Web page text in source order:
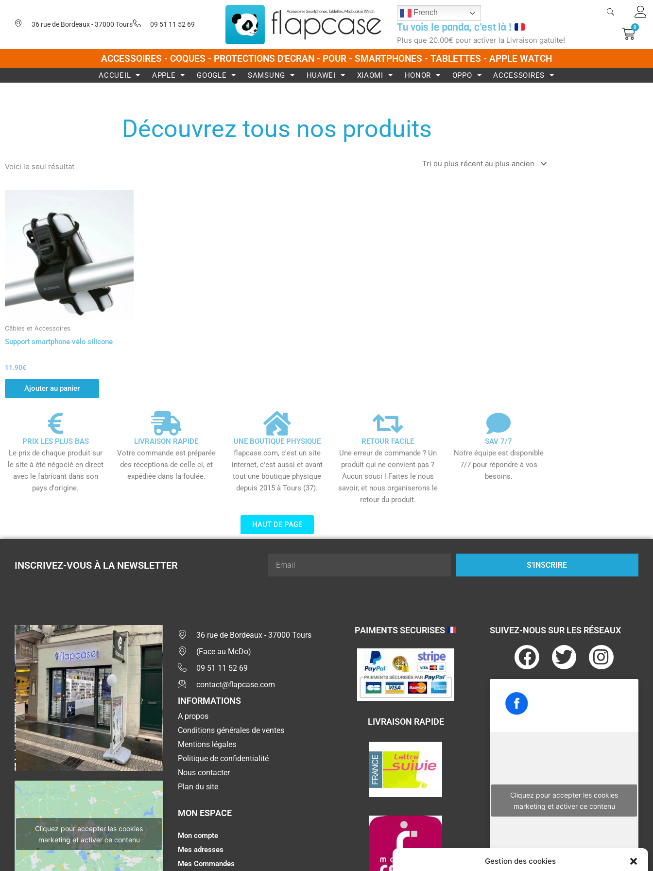
Gestion des cookies
contenu
36 rue de Bordeaux - 37000 Tours 09 51 11 52 69
French
Tu vois le panda, c'est là !
Plus que 20.00€ pour activer la Livraison gatuite!
0
ACCESSOIRES - COQUES - PROTECTIONS D'ECRAN - POUR - SMARTPHONES - TABLETTES - APPLE WATCH
ACCUEIL APPLE GOOGLE SAMSUNG HUAWEI XIAOMI HONOR OPPO ACCESSOIRES
Découvrez tous nos produits
Voici le seul résultat
Câbles et Accessoires
Support smartphone vélo silicone
11.90€
Ajouter au panier
PRIX LES PLUS BAS
Le prix de chaque produit sur
le site à été négocié en direct
avec le fabricant dans son
pays d'origine.
LIVRAISON RAPIDE
Votre commande est préparée
des réceptions de celle ci, et
expédiée dans la foulée.
UNE BOUTIQUE PHYSIQUE
flapcase.com, c'est un site
internet, c'est aussi et avant
tout une boutique physique
depuis 2015 à Tours (37).
RETOUR FACILE
Une erreur de commande ? Un
produit qui ne convient pas ?
Aucun souci ! Faites le nous
savoir, et nous organiserons le
retour du produit.
SAV 7/7
Notre équipe est disponible
7/7 pour répondre à vos
besoins.
HAUT DE PAGE
INSCRIVEZ-VOUS À LA NEWSLETTER S'INSCRIRE
Cliquez pour accepter les cookies
marketing et activer ce contenu
36 rue de Bordeaux - 37000 Tours
(Face au McDo)
09 51 11 52 69
contact@flapcase.com
INFORMATIONS
A propos
Conditions générales de ventes
Mentions légales
Politique de confidentialité
Nous contacter
Plan du site
MON ESPACE
Mon compte
Mes adresses
Mes Commandes
PAIMENTS SECURISES
LIVRAISON RAPIDE
SUIVEZ-NOUS SUR LES RÉSEAUX
F
a
e
T
w
I
n
m
Cliquez pour accepter les cookies
marketing et activer ce contenu